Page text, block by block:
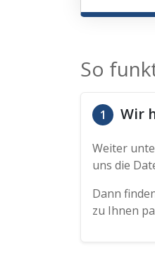
So
1 Wir
Weiter
uns die
Dann
zu Ihnen